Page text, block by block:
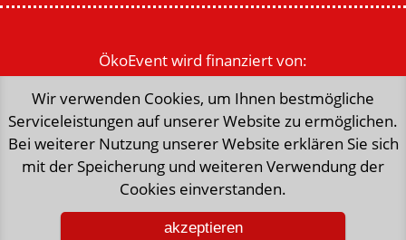
ÖkoEvent wird finanziert von:
Wir verwenden Cookies, um Ihnen bestmögliche
Serviceleistungen auf unserer Website zu ermöglichen.
Bei weiterer Nutzung unserer Website erklären Sie sich
mit der Speicherung und weiteren Verwendung der
Cookies einverstanden.
akzeptieren